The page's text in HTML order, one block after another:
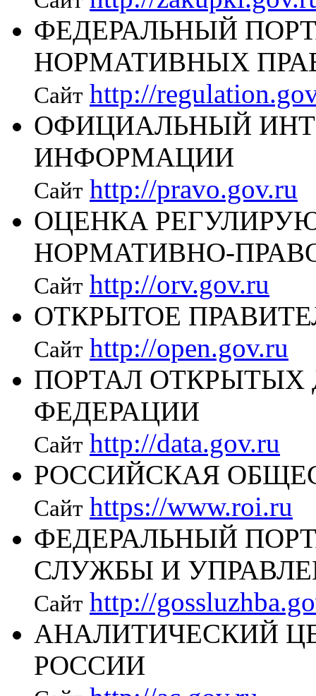
ФЕДЕРАЛЬНЫЙ
НОРМАТИВНЫХ
Сайт http://
ОФИЦИАЛЬНЫЙ
ИНФОРМАЦИИ
Сайт http://pravo.gov.ru
ОЦЕНКА
НОРМАТИВНО-
Сайт http://orv.gov.ru
ОТКРЫТОЕ
Сайт http://open.gov.ru
ПОРТАЛ
ФЕДЕРАЦИИ
Сайт http://data.gov.ru
РОССИЙСКАЯ
Сайт https://www.roi.ru
ФЕДЕРАЛЬНЫЙ
СЛУЖБЫ И
Сайт http://
АНАЛИТИЧЕСКИЙ
РОССИИ